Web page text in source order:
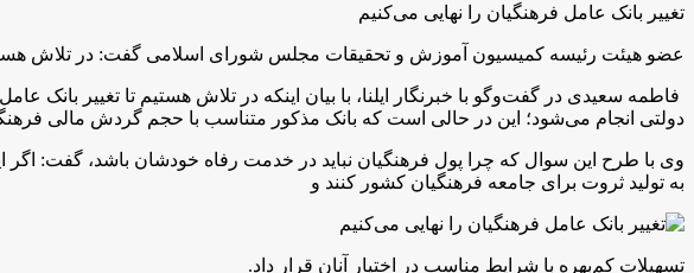
تغییر بانک عامل فرهنگیان را نهایی می‌کنیم
عضو هیئت رئیسه کمیسیون آموزش و تحقیقات مجلس شورای اسلامی گفت: در تلاش هستیم
فاطمه سعیدی در گفت‌وگو با خبرنگار ایلنا، با بیان اینکه در تلاش هستیم تا تغییر
دولتی انجام می‌شود؛ این در حالی است که بانک مذکور متناسب با حجم گردش مالی
وی با طرح این سوال که چرا پول فرهنگیان نباید در خدمت رفاه خودشان باشد، گفت: اگر
به تولید ثروت برای جامعه فرهنگیان کشور کنند و
تسهیلات کم‌بهره با شرایط مناسب در اختیار آنان قرار داد.